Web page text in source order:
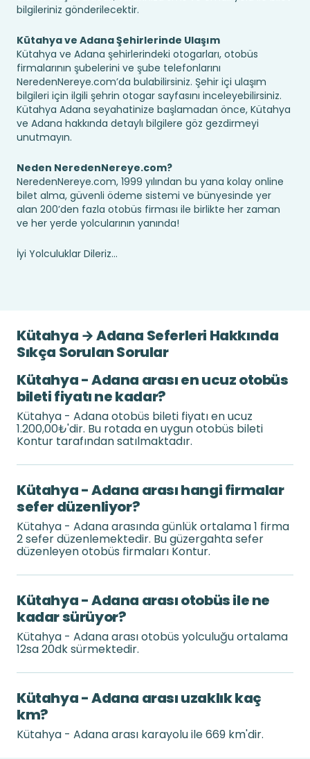
bilgileriniz gönderilecektir.
Kütahya ve Adana Şehirlerinde Ulaşım
Kütahya ve Adana şehirlerindeki otogarları, otobüs
firmalarının şubelerini ve şube telefonlarını
NeredenNereye.com’da bulabilirsiniz. Şehir içi ulaşım
bilgileri için ilgili şehrin otogar sayfasını inceleyebilirsiniz.
Kütahya Adana seyahatinize başlamadan önce, Kütahya
ve Adana hakkında detaylı bilgilere göz gezdirmeyi
unutmayın.
Neden NeredenNereye.com?
NeredenNereye.com, 1999 yılından bu yana kolay online
bilet alma, güvenli ödeme sistemi ve bünyesinde yer
alan 200’den fazla otobüs firması ile birlikte her zaman
ve her yerde yolcularının yanında!
İyi Yolculuklar Dileriz...
Kütahya → Adana Seferleri Hakkında
Sıkça Sorulan Sorular
Kütahya - Adana arası en ucuz otobüs
bileti fiyatı ne kadar?
Kütahya - Adana otobüs bileti fiyatı en ucuz
1.200,00₺'dir. Bu rotada en uygun otobüs bileti
Kontur tarafından satılmaktadır.
Kütahya - Adana arası hangi firmalar
sefer düzenliyor?
Kütahya - Adana arasında günlük ortalama 1 firma
2 sefer düzenlemektedir. Bu güzergahta sefer
düzenleyen otobüs firmaları Kontur.
Kütahya - Adana arası otobüs ile ne
kadar sürüyor?
Kütahya - Adana arası otobüs yolculuğu ortalama
12sa 20dk sürmektedir.
Kütahya - Adana arası uzaklık kaç
km?
Kütahya - Adana arası karayolu ile 669 km'dir.